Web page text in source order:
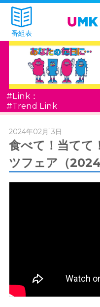
番組表
#Link：
#Trend Link
2024年02月13日
食べて！当てて
ツフェア（2024